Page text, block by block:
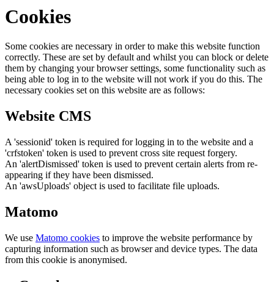
Cookies
Some cookies are necessary in order to make this website function
correctly. These are set by default and whilst you can block or delete
them by changing your browser settings, some functionality such as
being able to log in to the website will not work if you do this. The
necessary cookies set on this website are as follows:
Website CMS
A 'sessionid' token is required for logging in to the website and a
'crfstoken' token is used to prevent cross site request forgery.
An 'alertDismissed' token is used to prevent certain alerts from re-
appearing if they have been dismissed.
An 'awsUploads' object is used to facilitate file uploads.
Matomo
We use Matomo cookies to improve the website performance by
capturing information such as browser and device types. The data
from this cookie is anonymised.